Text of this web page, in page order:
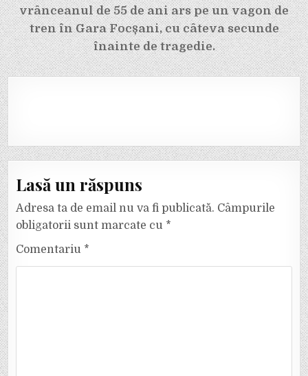
vrânceanul de 55 de ani ars pe un vagon de
tren în Gara Focșani, cu câteva secunde
înainte de tragedie.
Lasă un răspuns
Adresa ta de email nu va fi publicată. Câmpurile
obligatorii sunt marcate cu *
Comentariu *